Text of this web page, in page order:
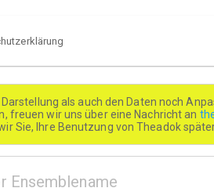
als auch den Daten noch
freuen wir uns über eine Nachricht an
Sie, Ihre Benutzung von Theadok